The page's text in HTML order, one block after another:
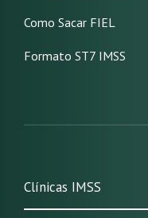
Como Sacar FIEL
Formato ST7 IMSS
Clínicas IMSS